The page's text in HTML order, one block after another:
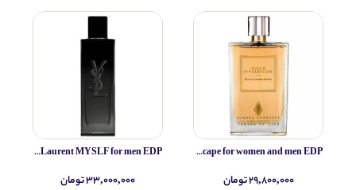
Simone Andreoli Tulum Junglescape for women and men EDP
۲۹,۸۰۰,۰۰۰ تومان
Yves Saint Laurent MYSLF for men EDP
۳۳,۰۰۰,۰۰۰ تومان